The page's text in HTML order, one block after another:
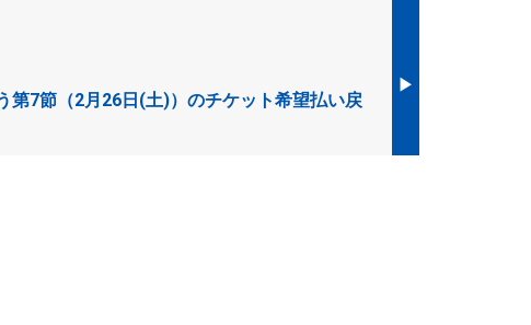
第7節（2月26日(土)）のチケット希望払い戻
▶︎